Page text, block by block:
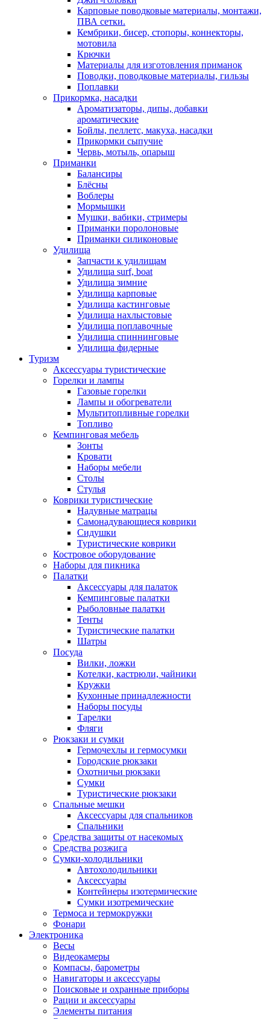
Карповые поводковые материалы, монтажи,
ПВА сетки.
Кембрики, бисер, стопоры, коннекторы,
мотовила
Крючки
Материалы для изготовления приманок
Поводки, поводковые материалы, гильзы
Поплавки
Прикормка, насадки
Ароматизаторы, дипы, добавки
ароматические
Бойлы, пеллетс, макуха, насадки
Прикормки сыпучие
Червь, мотыль, опарыш
Приманки
Балансиры
Блёсны
Воблеры
Мормышки
Мушки, вабики, стримеры
Приманки поролоновые
Приманки силиконовые
Удилища
Запчасти к удилищам
Удилища surf, boat
Удилища зимние
Удилища карповые
Удилища кастинговые
Удилища нахлыстовые
Удилища поплавочные
Удилища спиннинговые
Удилища фидерные
Туризм
Аксессуары туристические
Горелки и лампы
Газовые горелки
Лампы и обогреватели
Мультитопливные горелки
Топливо
Кемпинговая мебель
Зонты
Кровати
Наборы мебели
Столы
Стулья
Коврики туристические
Надувные матрацы
Самонадувающиеся коврики
Сидушки
Туристические коврики
Костровое оборудование
Наборы для пикника
Палатки
Аксессуары для палаток
Кемпинговые палатки
Рыболовные палатки
Тенты
Туристические палатки
Шатры
Посуда
Вилки, ложки
Котелки, кастрюли, чайники
Кружки
Кухонные принадлежности
Наборы посуды
Тарелки
Фляги
Рюкзаки и сумки
Гермочехлы и гермосумки
Городские рюкзаки
Охотничьи рюкзаки
Сумки
Туристические рюкзаки
Спальные мешки
Аксессуары для спальников
Спальники
Средства защиты от насекомых
Средства розжига
Сумки-холодильники
Автохолодильники
Аксессуары
Контейнеры изотермические
Сумки изотремические
Термоса и термокружки
Фонари
Электроника
Весы
Видеокамеры
Компасы, барометры
Навигаторы и аксессуары
Поисковые и охранные приборы
Рации и аксессуары
Элементы питания